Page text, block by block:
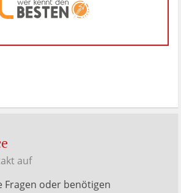
Dr. Hubert Menken
hat4.88 von5
MenkenBewertungen
auf
Fragen oder benötigen